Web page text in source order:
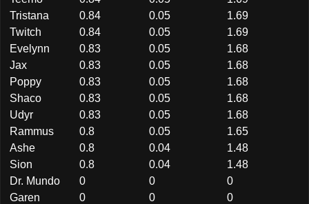
Tristana
0.84 0.05
1.69
Twitch
0.84 0.05
1.69
Evelynn
0.83 0.05
1.68
Jax
0.83 0.05
1.68
Poppy
0.83 0.05
1.68
Shaco
0.83 0.05
1.68
Udyr
0.83 0.05
1.68
Rammus
0.8 0.05
1.65
Ashe
0.8 0.04
1.48
Sion
0.8 0.04
1.48
Dr. Mundo
0 0
0
Garen
0 0
0